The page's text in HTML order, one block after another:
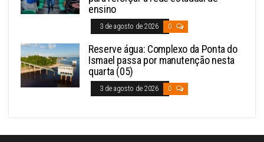
ensino
3 de agosto de 2026 0
Reserve água: Complexo da Ponta do
Ismael passa por manutenção nesta
quarta (05)
3 de agosto de 2026 0